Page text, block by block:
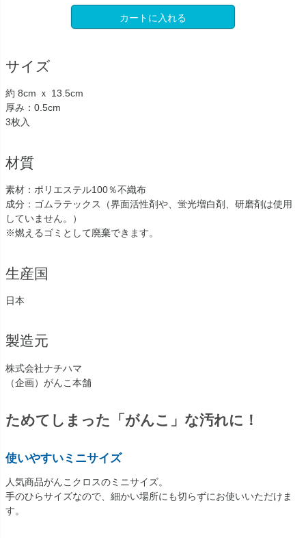
カートに入れる
サイズ
約 8cm ｘ 13.5cm
厚み：0.5cm
3枚入
材質
素材：ポリエステル100％不織布
成分：ゴムラテックス（界面活性剤や、蛍光増白剤、研磨剤は使用
していません。）
※燃えるゴミとして廃棄できます。
生産国
日本
製造元
株式会社ナチハマ
（企画）がんこ本舗
ためてしまった「がんこ」な汚れに！
使いやすいミニサイズ
人気商品がんこクロスのミニサイズ。
手のひらサイズなので、細かい場所にも切らずにお使いいただけま
す。